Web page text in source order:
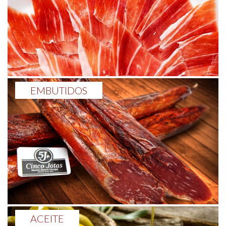
EMBUTIDOS
ACEITE